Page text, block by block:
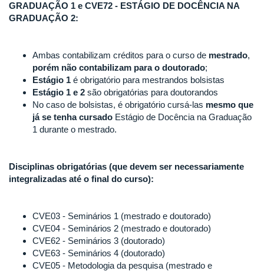
GRADUAÇÃO 1 e CVE72 - ESTÁGIO DE DOCÊNCIA NA
GRADUAÇÃO 2:
Ambas contabilizam créditos para o curso de mestrado,
porém não contabilizam para o doutorado;
Estágio 1 é obrigatório para mestrandos bolsistas
Estágio 1 e 2 são obrigatórias para doutorandos
No caso de bolsistas, é obrigatório cursá-las mesmo que
já se tenha cursado Estágio de Docência na Graduação
1 durante o mestrado.
Disciplinas obrigatórias (que devem ser necessariamente
integralizadas até o final do curso):
CVE03 - Seminários 1 (mestrado e doutorado)
CVE04 - Seminários 2 (mestrado e doutorado)
CVE62 - Seminários 3 (doutorado)
CVE63 - Seminários 4 (doutorado)
CVE05 - Metodologia da pesquisa (mestrado e